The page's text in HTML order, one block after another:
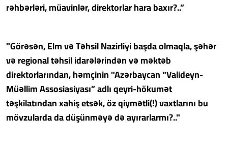
rəhbərləri, müavinlər, direktorlar hara baxır?..”
"Görəsən, Elm və Təhsil Nazirliyi başda olmaqla, şəhər
və regional təhsil idarələrindən və məktəb
direktorlarından, həmçinin "Azərbaycan "Valideyn-
Müəllim Assosiasiyası” adlı qeyri-hökumət
təşkilatından xahiş etsək, öz qiymətli(!) vaxtlarını bu
mövzularda da düşünməyə də ayırarlarmı?.."